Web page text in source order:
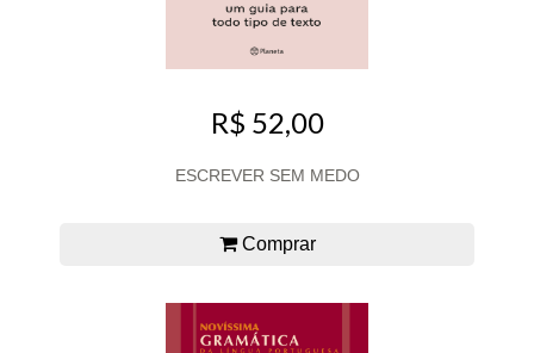
R$ 52,00
ESCREVER SEM MEDO
Comprar